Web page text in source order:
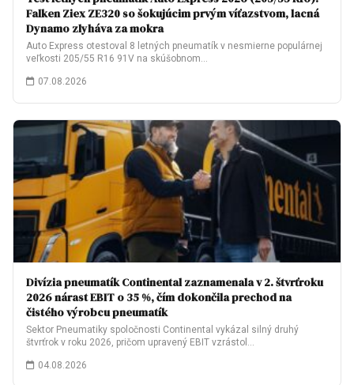
Falken Ziex ZE320 so šokujúcim prvým víťazstvom, lacná
Dynamo zlyháva za mokra
Auto Express otestoval 8 letných pneumatík v nesmierne populárnej
veľkosti 205/55 R16 91V na skúšobnom…
07.08.2026
Divízia pneumatík Continental zaznamenala v 2. štvrťroku
2026 nárast EBIT o 35 %, čím dokončila prechod na
čistého výrobcu pneumatík
Sektor Pneumatiky spoločnosti Continental vykázal silný druhý
štvrťrok v roku 2026, pričom upravený EBIT vzrástol…
04.08.2026